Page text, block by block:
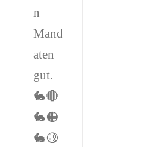
n
Mand
aten
gut.
🐇🔴
🐇🟠
🐇🟡